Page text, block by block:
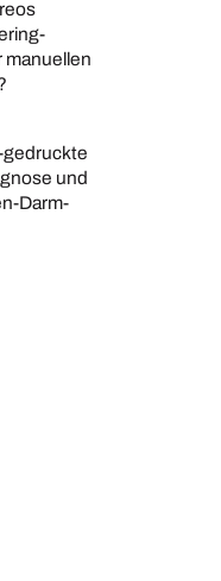
manuellen
gedruckte
und
Darm-